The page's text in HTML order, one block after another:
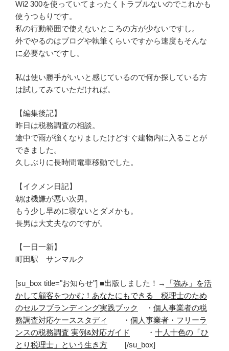
Wi2 300を使っていてまったくトラブルないのでこれかも
使うつもりです。
私の行動範囲で使えないところの方が少ないですし。
外でやるのはブログや執筆くらいですから速度もそんな
に必要ないですし。
私は使い勝手がいいと感じているので何か探している方
は試してみていただければ。
【編集後記】
昨日は税務調査の相談。
途中で雨が強くなりましたけどすぐ建物内に入ることが
できました。
久しぶりに長時間電車移動でした。
【イクメン日記】
朝は機嫌が悪い次男。
もう少し早めに寝ないとダメかも。
長男は大丈夫なのですが。
【一日一新】
町田駅 サンマルク
[su_box title="お知らせ"] ■出版しました！→
「強み」を活
かして顧客をつかむ！あなたにもできる 税理士のため
のセルフブランディング実践ブック
・ 個人事業者の税
務調査対応ケーススタディ
・ 個人事業者・フリーラ
ンスの税務調査 実例&対応ガイド
・ 十人十色の「ひ
とり税理士」という生き方 [/su_box]